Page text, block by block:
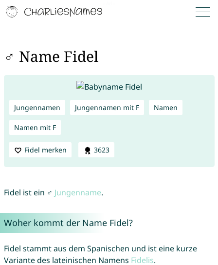
♂ Name Fidel
Jungennamen Jungennamen mit F Namen
Namen mit F
Fidel merken 3623
Fidel ist ein ♂ Jungenname.
Woher kommt der Name Fidel?
Fidel stammt aus dem Spanischen und ist eine kurze
Variante des lateinischen Namens Fidelis.